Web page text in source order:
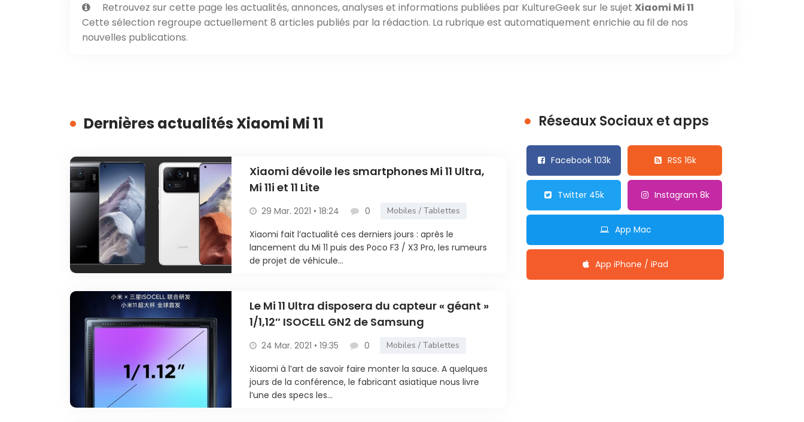
Retrouvez sur cette page les actualités, annonces, analyses et informations publiées par KultureGeek sur le sujet Xiaomi Mi 11
Cette sélection regroupe actuellement 8 articles publiés par la rédaction. La rubrique est automatiquement enrichie au fil de nos
nouvelles publications.
Dernières actualités Xiaomi Mi 11
Xiaomi dévoile les smartphones Mi 11 Ultra,
Mi 11i et 11 Lite
29 Mar. 2021 • 18:24 0 Mobiles / Tablettes
Xiaomi fait l’actualité ces derniers jours : après le
lancement du Mi 11 puis des Poco F3 / X3 Pro, les rumeurs
de projet de véhicule...
Le Mi 11 Ultra disposera du capteur « géant »
1/1,12″ ISOCELL GN2 de Samsung
24 Mar. 2021 • 19:35 0 Mobiles / Tablettes
Xiaomi à l’art de savoir faire monter la sauce. A quelques
jours de la conférence, le fabricant asiatique nous livre
l’une des specs les...
Réseaux Sociaux et apps
Facebook 103k RSS 16k
Twitter 45k Instagram 8k
App Mac
App iPhone / iPad